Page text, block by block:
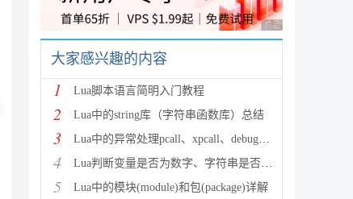
广告 商业广告，理性
大家感兴趣的内容
1 Lua脚本语言简明入门教程
2 Lua中的string库（字符串函数库）总结
3 Lua中的异常处理pcall、xpcall、debug使用实
4 Lua判断变量是否为数字、字符串是否可以转换为数字等
5 Lua中的模块(module)和包(package)详解